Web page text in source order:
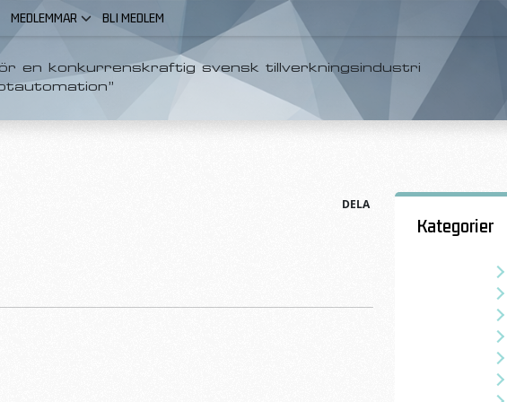
MEDLEMMAR BLI MEDLEM
en konkurrenskraftig svensk tillverkningsindustri
DELA
Kategorier